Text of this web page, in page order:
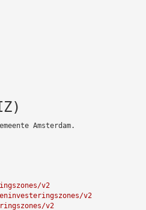
Amsterdam.
v2
v2
v2